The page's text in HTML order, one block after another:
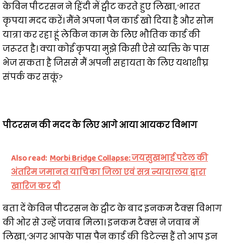
केविन पीटरसन ने हिंदी में ट्वीट करते हुए लिखा, ‘भारत
कृपया मदद करें। मैंने अपना पैन कार्ड खो दिया है और सोम
यात्रा कर रहा हूं लेकिन काम के लिए भौतिक कार्ड की
जरूरत है। क्या कोई कृपया मुझे किसी ऐसे व्यक्ति के पास
भेज सकता है जिससे मैं अपनी सहायता के लिए यथाशीघ्र
संपर्क कर सकूं?
पीटरसन की मदद के लिए आगे आया आयकर विभाग
Also read: Morbi Bridge Collapse: जयसुखभाई पटेल की
अंतरिम जमानत याचिका जिला एवं सत्र न्यायालय द्वारा
खारिज कर दी
बता दें केविन पीटरसन के ट्वीट के बाद इनकम टैक्स विभाग
की ओर से उन्हें जवाब मिला। इनकम टैक्स ने जवाब में
लिखा, ‘अगर आपके पास पैन कार्ड की डिटेल्स हैं तो आप इन